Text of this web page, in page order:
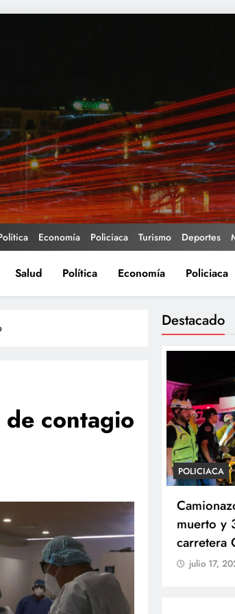
Economía Policiaca Turismo Deportes
Salud Política Economía Policiaca
contagio
Destacado
para la regulación de
estará lista a finales
Sheinbaum
POLICIACA
muerto y
carretera
julio 17,